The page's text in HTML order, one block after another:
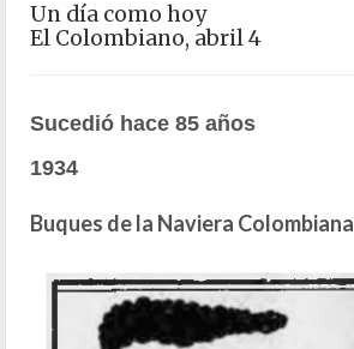
Un día como hoy
El Colombiano, abril 4
Sucedió hace 85 años
1934
Buques de la Naviera Colombiana